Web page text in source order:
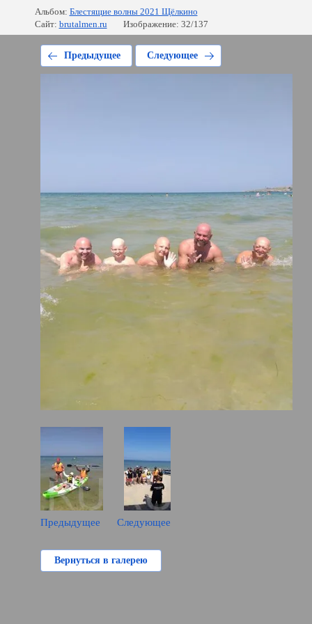
Альбом: Блестящие волны 2021 Щёлкино
Сайт: brutalmen.ru Изображение: 32/137
Предыдущее Следующее
Предыдущее Следующее
Вернуться в галерею